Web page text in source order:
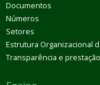
Documentos
Números
Setores
Estrutura Organizacional
Transparência e